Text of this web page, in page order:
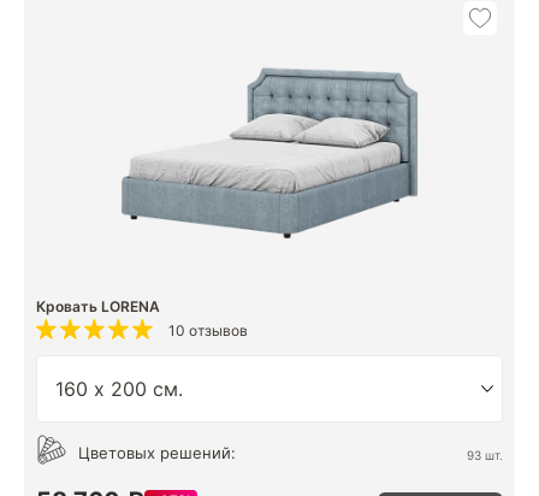
Кровать LORENA
10 отзывов
Цветовых решений: 93 шт.